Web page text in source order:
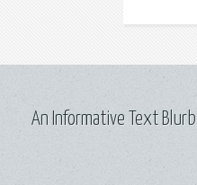
An Informative Text Blurb